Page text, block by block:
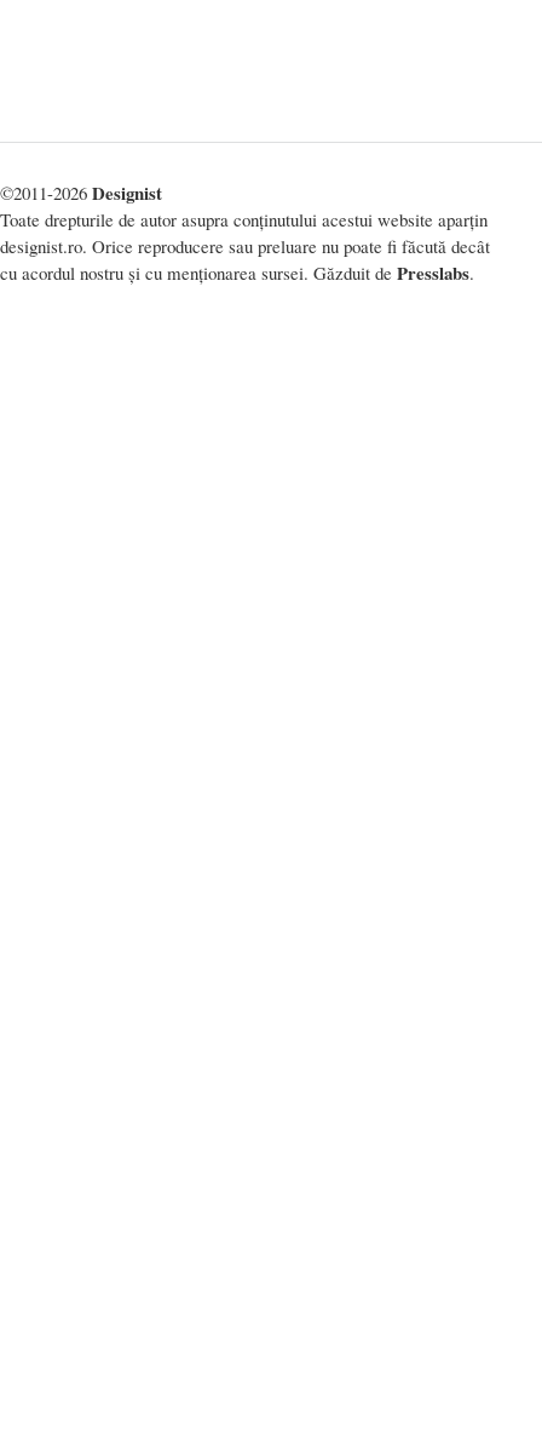
©2011-2026 Designist
Toate drepturile de autor asupra conținutului acestui website aparțin
designist.ro. Orice reproducere sau preluare nu poate fi făcută decât
cu acordul nostru și cu menționarea sursei. Găzduit de Presslabs.